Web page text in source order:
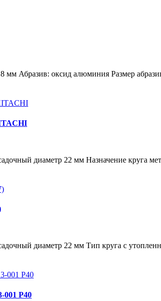
Абразив: оксид алюминия Размер
диаметр 22 мм Назначение круга
диаметр 22 мм Тип круга с
001 Р40